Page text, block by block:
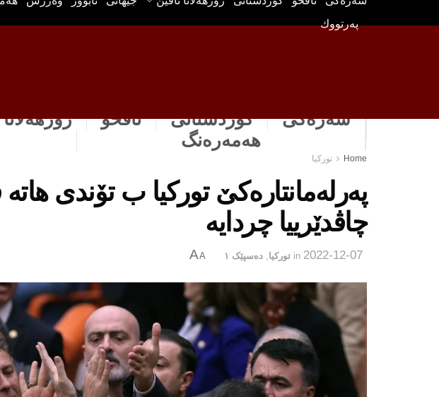
په‌رتووك
سەرەکی كوردستانى ناڤخۆ
هه‌مه‌ره‌نگ
Home توركیا
پەرلەمانتارەكێ توركیا ب تۆندی
چاڤدێرییا چردایە
2022-12-07
in توركیا دەسپێک ١ A
A